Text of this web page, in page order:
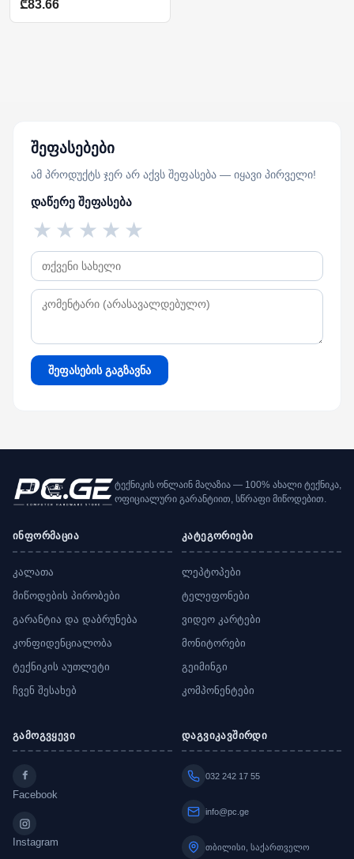
₾83.66
შეფასებები
ამ პროდუქტს ჯერ არ აქვს შეფასება — იყავი პირველი!
დაწერე შეფასება
★
★
★
★
★
შეფასების გაგზავნა
ტექნიკის ონლაინ მაღაზია — 100% ახალი ტექნიკა,
ოფიციალური გარანტიით, სწრაფი მიწოდებით.
ინფორმაცია
კალათა
მიწოდების პირობები
გარანტია და დაბრუნება
კონფიდენციალობა
ტექნიკის აუთლეტი
ჩვენ შესახებ
კატეგორიები
ლეპტოპები
ტელეფონები
ვიდეო კარტები
მონიტორები
გეიმინგი
კომპონენტები
გამოგვყევი
Facebook
Instagram
დაგვიკავშირდი
032 242 17 55
info@pc.ge
თბილისი, საქართველო